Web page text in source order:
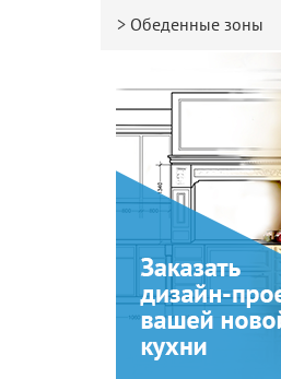
Обеденные зоны